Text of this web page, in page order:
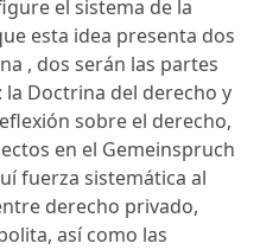
el sistema de la
esta idea presenta dos
, dos serán las partes
Doctrina del derecho y
sobre el derecho,
en el Gemeinspruch
fuerza sistemática al
derecho privado,
así como las